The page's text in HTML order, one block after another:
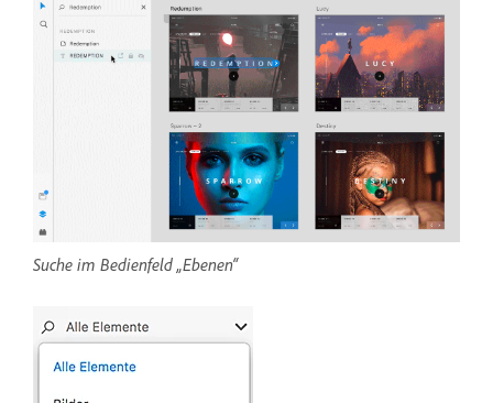
Suche im Bedienfeld „Ebenen“